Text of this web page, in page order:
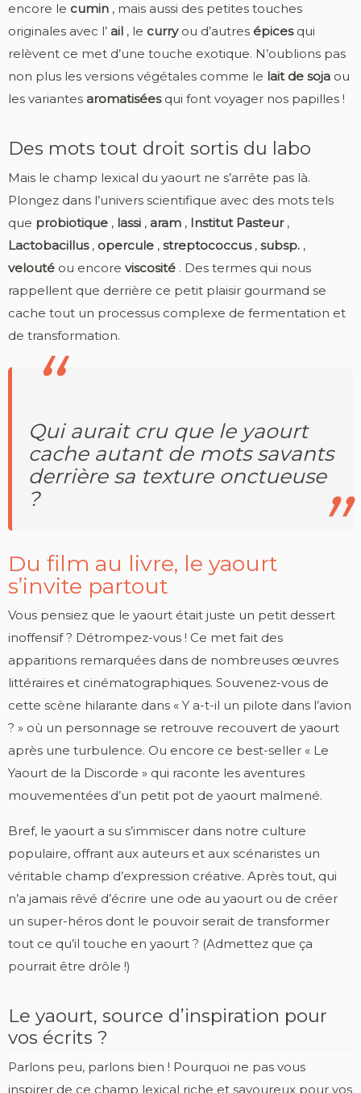
encore le cumin , mais aussi des petites touches
originales avec l’ ail , le curry ou d’autres épices qui
relèvent ce met d’une touche exotique. N’oublions pas
non plus les versions végétales comme le lait de soja ou
les variantes aromatisées qui font voyager nos papilles !
Des mots tout droit sortis du labo
Mais le champ lexical du yaourt ne s’arrête pas là.
Plongez dans l’univers scientifique avec des mots tels
que probiotique , lassi , aram , Institut Pasteur ,
Lactobacillus , opercule , streptococcus , subsp. ,
velouté ou encore viscosité . Des termes qui nous
rappellent que derrière ce petit plaisir gourmand se
cache tout un processus complexe de fermentation et
de transformation.
Qui aurait cru que le yaourt
cache autant de mots savants
derrière sa texture onctueuse
?
Du film au livre, le yaourt
s’invite partout
Vous pensiez que le yaourt était juste un petit dessert
inoffensif ? Détrompez-vous ! Ce met fait des
apparitions remarquées dans de nombreuses œuvres
littéraires et cinématographiques. Souvenez-vous de
cette scène hilarante dans « Y a-t-il un pilote dans l’avion
? » où un personnage se retrouve recouvert de yaourt
après une turbulence. Ou encore ce best-seller « Le
Yaourt de la Discorde » qui raconte les aventures
mouvementées d’un petit pot de yaourt malmené.
Bref, le yaourt a su s’immiscer dans notre culture
populaire, offrant aux auteurs et aux scénaristes un
véritable champ d’expression créative. Après tout, qui
n’a jamais rêvé d’écrire une ode au yaourt ou de créer
un super-héros dont le pouvoir serait de transformer
tout ce qu’il touche en yaourt ? (Admettez que ça
pourrait être drôle !)
Le yaourt, source d’inspiration pour
vos écrits ?
Parlons peu, parlons bien ! Pourquoi ne pas vous
inspirer de ce champ lexical riche et savoureux pour vos